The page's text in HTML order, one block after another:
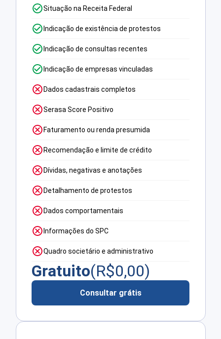
Situação na Receita Federal
Indicação de existência de protestos
Indicação de consultas recentes
Indicação de empresas vinculadas
Dados cadastrais completos
Serasa Score Positivo
Faturamento ou renda presumida
Recomendação e limite de crédito
Dívidas, negativas e anotações
Detalhamento de protestos
Dados comportamentais
Informações do SPC
Quadro societário e administrativo
Gratuito(R$0,00)
Consultar grátis